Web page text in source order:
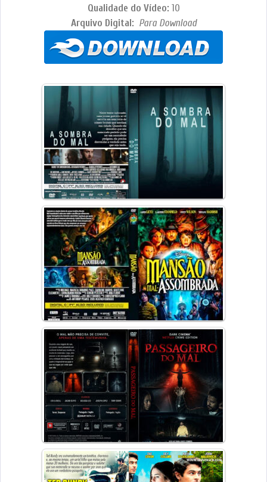
Qualidade do Vídeo: 10
Arquivo Digital: Para Download